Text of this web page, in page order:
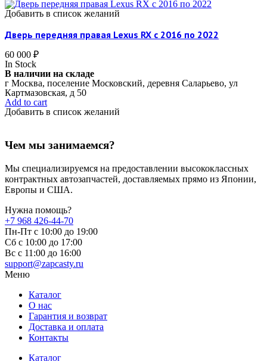
Добавить в список желаний
Дверь передняя правая Lexus RX c 2016 по 2022
60 000 ₽
In Stock
В наличии на складе
г Москва, поселение Московский, деревня Саларьево, ул
Картмазовская, д 50
Add to cart
Добавить в список желаний
Чем мы занимаемся?
Мы специализируемся на предоставлении высококлассных
контрактных автозапчастей, доставляемых прямо из Японии,
Европы и США.
Нужна помощь?
+7 968 426-44-70
Пн-Пт с 10:00 до 19:00
Сб с 10:00 до 17:00
Вс c 11:00 до 16:00
support@zapcasty.ru
Меню
Каталог
О нас
Гарантия и возврат
Доставка и оплата
Контакты
Каталог